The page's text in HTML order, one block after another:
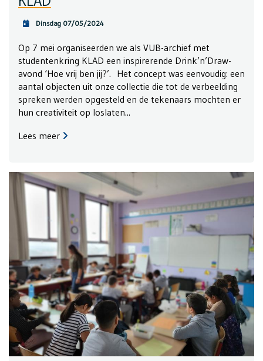
Dinsdag 07/05/2024
Op 7 mei organiseerden we als VUB-archief met
studentenkring KLAD een inspirerende Drink’n’Draw-
avond ‘Hoe vrij ben jij?’. Het concept was eenvoudig: een
aantal objecten uit onze collectie die tot de verbeelding
spreken werden opgesteld en de tekenaars mochten er
hun creativiteit op loslaten...
Lees meer